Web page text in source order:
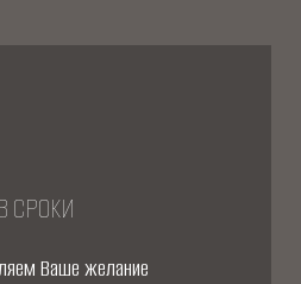
СРОКИ
Ваше желание